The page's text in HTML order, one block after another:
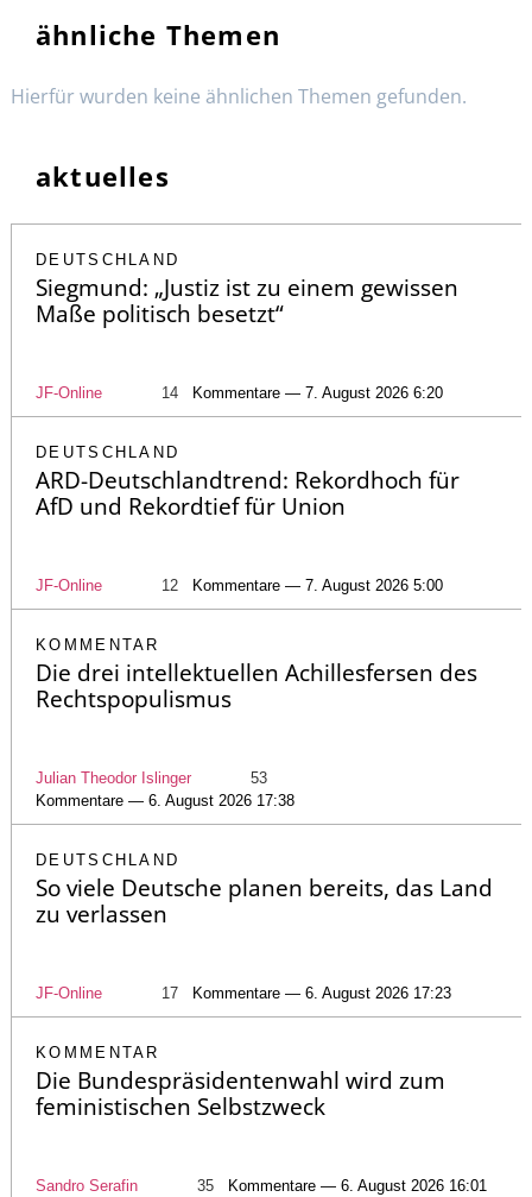
ähnliche Themen
Hierfür wurden keine ähnlichen Themen gefunden.
aktuelles
DEUTSCHLAND
Siegmund: „Justiz ist zu einem gewissen
Maße politisch besetzt“
JF-Online 14 Kommentare — 7. August 2026 6:20
DEUTSCHLAND
ARD-Deutschlandtrend: Rekordhoch für
AfD und Rekordtief für Union
JF-Online 12 Kommentare — 7. August 2026 5:00
KOMMENTAR
Die drei intellektuellen Achillesfersen des
Rechtspopulismus
Julian Theodor Islinger
53
Kommentare — 6. August 2026 17:38
DEUTSCHLAND
So viele Deutsche planen bereits, das Land
zu verlassen
JF-Online 17 Kommentare — 6. August 2026 17:23
KOMMENTAR
Die Bundespräsidentenwahl wird zum
feministischen Selbstzweck
Sandro Serafin 35 Kommentare — 6. August 2026 16:01